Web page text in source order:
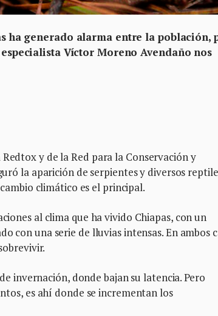
ha generado alarma entre la población,
Víctor Moreno Avendaño nos
y de la Red para la Conservación y
la aparición de serpientes y diversos
climático es el principal.
al clima que ha vivido Chiapas, con un
con una serie de lluvias intensas. En ambos
invernación, donde bajan su latencia. Pero
es ahí donde se incrementan los